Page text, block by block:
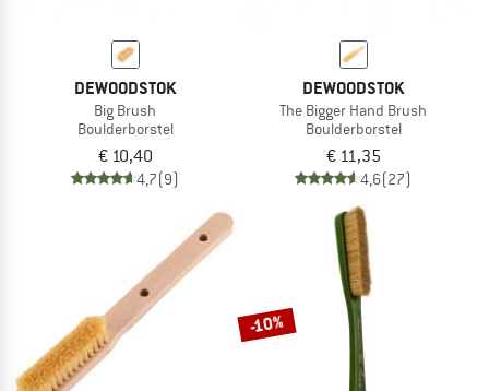
DEWOODSTOK
Big Brush
Boulderborstel
€ 10,40
4,7(9)
DEWOODSTOK
The Bigger Hand Brush
Boulderborstel
€ 11,35
4,6(27)
-10%